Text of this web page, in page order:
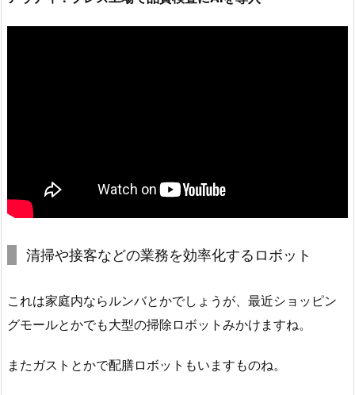
清掃や接客などの業務を効率化するロボット
これは家庭内ならルンバとかでしょうが、最近ショッピン
グモールとかでも大型の掃除ロボットみかけますね。
またガストとかで配膳ロボットもいますものね。